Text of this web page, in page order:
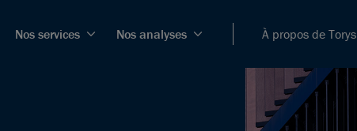
Nos services Nos analyses À propos de Torys